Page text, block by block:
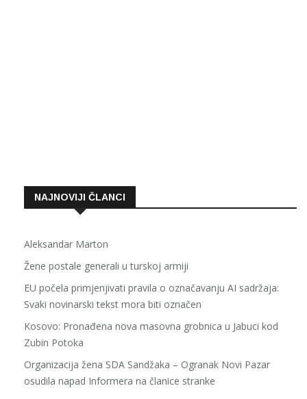
NAJNOVIJI ČLANCI
Aleksandar Marton
Žene postale generali u turskoj armiji
EU počela primjenjivati pravila o označavanju AI sadržaja:
Svaki novinarski tekst mora biti označen
Kosovo: Pronađena nova masovna grobnica u Jabuci kod
Zubin Potoka
Organizacija žena SDA Sandžaka – Ogranak Novi Pazar
osudila napad Informera na članice stranke